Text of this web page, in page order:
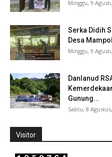
Minggu, 9
Serka Didih
Desa
Minggu, 9
Danlanud
Gunung...
Sabtu, 8
Visitor